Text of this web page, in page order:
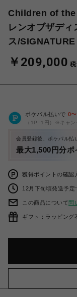
Children of the
レンオブザデ
ス/
￥209,000
ポケパル払いで 0〜
（1P=1円）※キャン
会員登録後、ポケパル払
最大1,500円分ポ
獲得ポイントの確認
12月下旬頃発送予定
この商品について問
ギフト：ラッピング